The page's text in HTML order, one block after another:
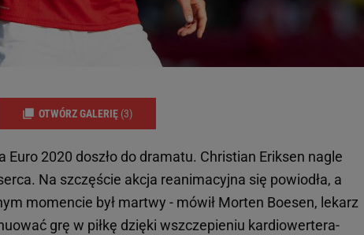
OTWÓRZ GALERIĘ (3)
Euro 2020 doszło do dramatu. Christian Eriksen nagle
Na szczęście akcja reanimacyjna się powiodła, a
momencie był martwy - mówił Morten Boesen, lekarz
grę w piłkę dzięki wszczepieniu kardiowertera-